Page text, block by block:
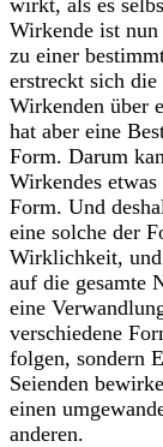
wirkt, als es
Wirkende ist
zu einer
erstreckt sich
Wirkenden über
hat aber eine
Form. Darum
Wirkendes
Form. Und
eine solche der
Wirklichkeit,
auf die gesamte
eine
verschiedene
folgen, sondern
Seienden
einen
anderen.